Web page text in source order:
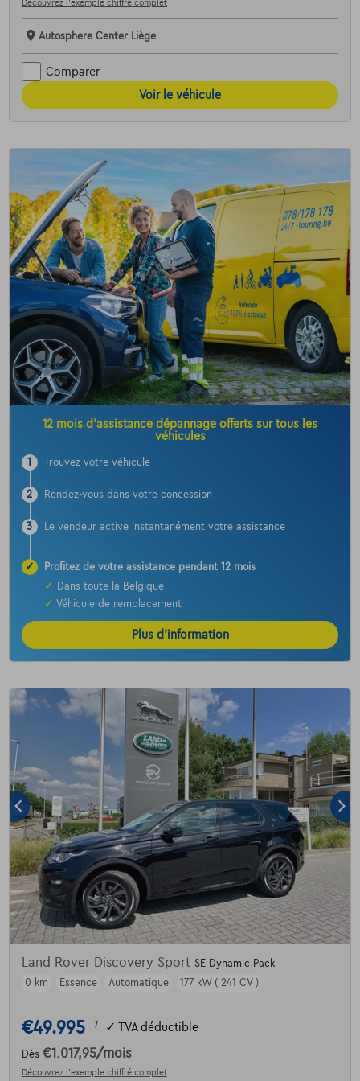
Découvrez l’exemple chiffré complet
Autosphere Center Liège
Comparer
Voir le véhicule
12 mois d’assistance dépannage offerts sur tous les
véhicules
1 Trouvez votre véhicule
2 Rendez-vous dans votre concession
3 Le vendeur active instantanément votre assistance
✓
Profitez de votre assistance pendant 12 mois
✓
Dans toute la Belgique
✓ Véhicule de remplacement
Plus d’information
Land Rover Discovery Sport SE Dynamic Pack
0 km
Essence Automatique 177 kW ( 241 CV )
€49.995 1 ✓ TVA déductible
Dès €1.017,95/mois
Découvrez l’exemple chiffré complet